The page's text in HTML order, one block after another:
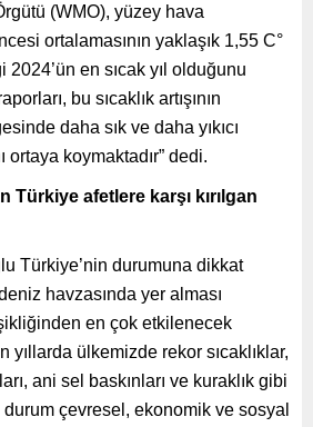
(WMO), yüzey hava
ortalamasının yaklaşık 1,55 C°
en sıcak yıl olduğunu
bu sıcaklık artışının
daha sık ve daha yıkıcı
ortaya koymaktadır” dedi.
Türkiye afetlere karşı kırılgan
Türkiye’nin durumuna dikkat
havzasında yer alması
en çok etkilenecek
yıllarda ülkemizde rekor sıcaklıklar,
ani sel baskınları ve kuraklık gibi
çevresel, ekonomik ve sosyal